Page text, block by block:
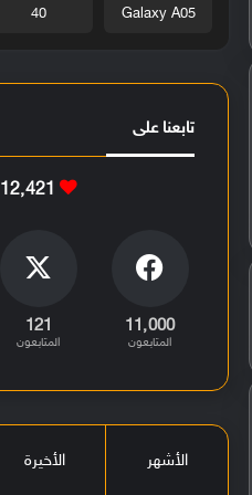
Galaxy A05
40
تابعنا على
12٬421
11٬000
المتابعون
121
المتابعون
الأشهر الأخيرة